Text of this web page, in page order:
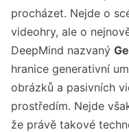
Klíčovou
konzistence a
textových
events“.
Genie 3 není
simulátor pro
jako je SIMA,
procházet. Nejde o
videohry, ale o
DeepMind nazvaný
hranice generativní
obrázků a pasivních
prostředím. Nejde
že právě takové